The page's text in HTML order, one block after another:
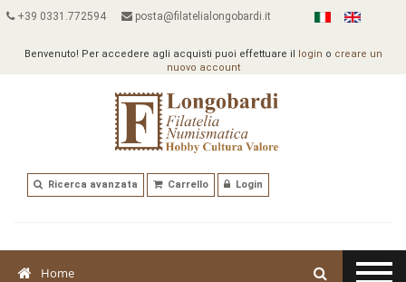
+39 0331.772594 posta@filatelialongobardi.it
Benvenuto! Per accedere agli acquisti puoi effettuare il login o creare un
nuovo account
Ricerca avanzata Carrello Login
Home